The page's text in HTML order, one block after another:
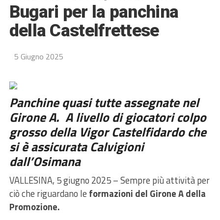
Bugari per la panchina
della Castelfrettese
5 Giugno 2025
Panchine quasi tutte assegnate nel
Girone A. A livello di giocatori colpo
grosso della Vigor Castelfidardo che
si è assicurata Calvigioni
dall’Osimana
VALLESINA, 5 giugno 2025 – Sempre più attività per
ciò che riguardano le formazioni del Girone A della
Promozione.